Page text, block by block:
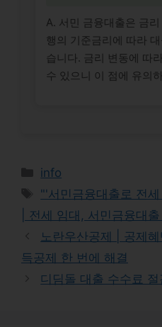
A. 서민 금융대출은 금
행의 기준금리에 따라
습니다. 금리 변동에 따
수 있으니 이 점에 유의
Categories
info
Tags
"'서민금융대출로 전
| 전세 임대, 서민금융대
노란우산공제 | 공제
득공제 한 번에 해결
디딤돌 대출 수수료